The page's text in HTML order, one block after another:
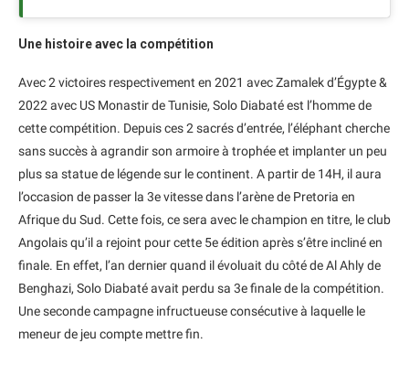
Une histoire avec la compétition
Avec 2 victoires respectivement en 2021 avec Zamalek d’Égypte &
2022 avec US Monastir de Tunisie, Solo Diabaté est l’homme de
cette compétition. Depuis ces 2 sacrés d’entrée, l’éléphant cherche
sans succès à agrandir son armoire à trophée et implanter un peu
plus sa statue de légende sur le continent. A partir de 14H, il aura
l’occasion de passer la 3e vitesse dans l’arène de Pretoria en
Afrique du Sud. Cette fois, ce sera avec le champion en titre, le club
Angolais qu’il a rejoint pour cette 5e édition après s’être incliné en
finale. En effet, l’an dernier quand il évoluait du côté de Al Ahly de
Benghazi, Solo Diabaté avait perdu sa 3e finale de la compétition.
Une seconde campagne infructueuse consécutive à laquelle le
meneur de jeu compte mettre fin.